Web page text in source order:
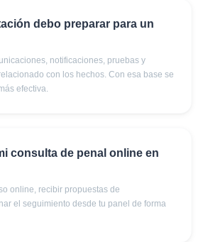
debo preparar para un
notificaciones, pruebas y
con los hechos. Con esa base se
efectiva.
consulta de penal online en
online, recibir propuestas de
el seguimiento desde tu panel de forma